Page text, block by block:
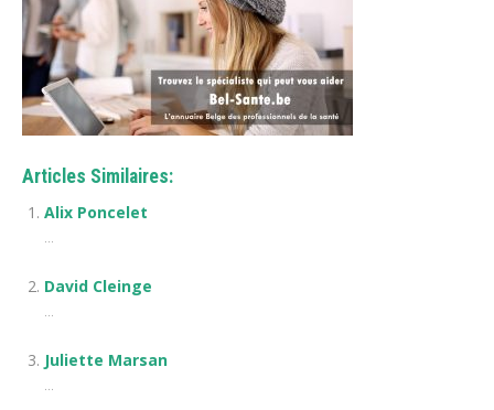
Articles Similaires:
Alix Poncelet
...
David Cleinge
...
Juliette Marsan
...